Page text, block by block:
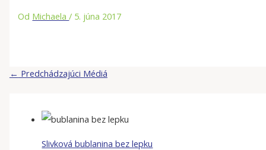
Od Michaela/ 5. júna 2017
← Predchádzajúci Médiá
Slivková bublanina bez lepku